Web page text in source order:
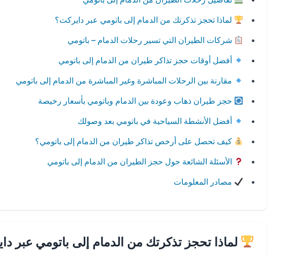
لماذا تحجز تذكرتك من الدمام إلى باتومي عبر دايركت؟
شركات الطيران التي تسير رحلات الدمام – باتومي
أفضل أوقات حجز تذاكر طيران من الدمام إلى باتومي
مقارنة بين الرحلات المباشرة وغير المباشرة من الدمام إلى باتومي
حجز طيران ذهاب وعودة بين الدمام وباتومي بأسعار رخيصة
أفضل الأنشطة السياحية في باتومي بعد وصولك
كيف تحصل على أرخص تذاكر طيران من الدمام إلى باتومي؟
الأسئلة الشائعة حول حجز الطيران من الدمام إلى باتومي
مصادر المعلومات
لماذا تحجز تذكرتك من الدمام إلى باتومي عبر